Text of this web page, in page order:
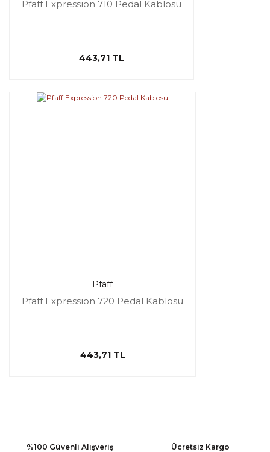
Pfaff Expression 710 Pedal Kablosu
443,71 TL
Pfaff
Pfaff Expression 720 Pedal Kablosu
443,71 TL
%100 Güvenli Alışveriş Ücretsiz Kargo